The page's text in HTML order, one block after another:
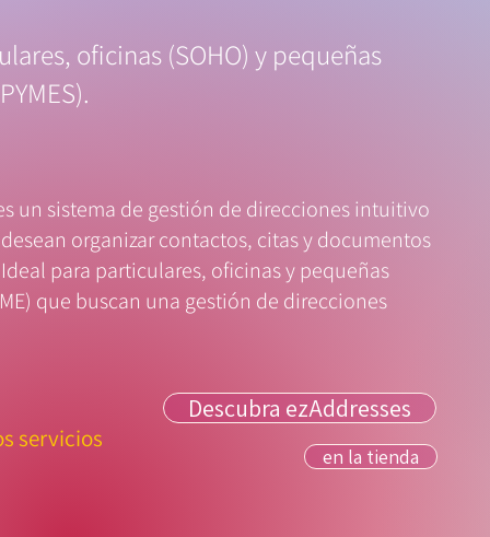
oficinas (SOHO) y pequeñas
un sistema de gestión de direcciones intuitivo
organizar contactos, citas y documentos
para particulares, oficinas y pequeñas
que buscan una gestión de direcciones
servicios
Descubra ezAddresses
en la tienda